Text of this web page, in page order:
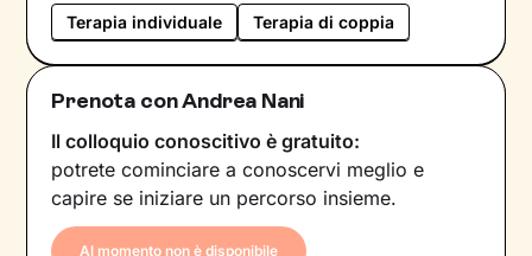
Terapia individuale Terapia di coppia
Prenota con Andrea Nani
Il colloquio conoscitivo è gratuito:
potrete cominciare a conoscervi meglio e
capire se iniziare un percorso insieme.
Al momento non è disponibile